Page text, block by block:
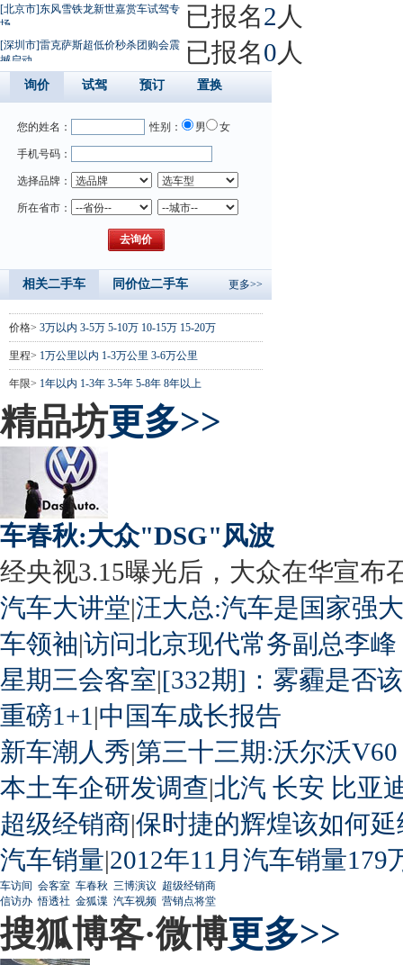
[北京市]东风雪铁龙新世嘉赏车试驾专
场
已报名2 人
[深圳市]雷克萨斯超低价秒杀团购会震
撼启动
已报名0 人
询价 试驾 预订 置换
您的姓名： 性别： 男 女
手机号码：
选择品牌：
所在省市：
相关二手车 同价位二手车 更多>>
价格> 3万以内 3-5万 5-10万 10-15万 15-20万
里程> 1万公里以内 1-3万公里 3-6万公里
年限> 1年以内 1-3年 3-5年 5-8年 8年以上
精品坊更多>>
车春秋:大众"DSG"风波
经央视3.15曝光后，大众在华宣布
汽车大讲堂|汪大总:汽车是国家强
车领袖|访问北京现代常务副总李峰
星期三会客室|[332期]：雾霾是否
重磅1+1 |中国车成长报告
新车潮人秀|第三十三期:沃尔沃
本土车企研发调查|北汽 长安 比亚
超级经销商|保时捷的辉煌该如何延
汽车销量|2012年11月汽车销量179
车访间 会客室 车春秋 三博演议 超级经销商
信访办 悟透社 金狐谍 汽车视频 营销点将堂
搜狐博客·微博更多>>